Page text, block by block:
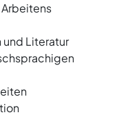
Literatur